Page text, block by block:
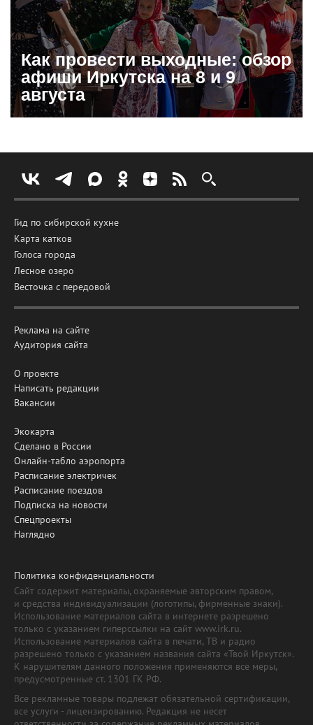
Как провести выходные: обзор
афиши Иркутска на 8 и 9
августа
Гид по сибирской кухне
Карта катков
Голоса города
Лесное озеро
Весточка с передовой
Реклама на сайте
Аудитория сайта
О проекте
Написать редакции
Вакансии
Экокарта
Сделано в России
Онлайн-табло аэропорта
Расписание электричек
Расписание поездов
Подписка на новости
Спецпроекты
Наглядно
Политика конфиденциальности
Сайт содержит материалы, охраняемые авторским правом,
и средства индивидуализации (логотипы, фирменные знаки).
Использование материалов сайта в интернете разрешено
только с указанием гиперссылки на сайт www.irk.ru.
Использование материалов сайта в печати, ТВ и радио
разрешено только с указанием названия сайта «Твой Иркутск».
К нарушителям данного положения применяются все меры,
предусмотренные ст. 1301 ГК РФ.
Все рекламные товары подлежат обязательной сертификации,
все услуги - лицензированию. Редакция не несет